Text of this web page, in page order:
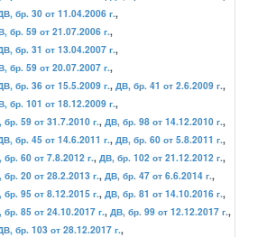
бр. 30 от 11.04.2006 г.,
бр. 59 от 21.07.2006 г.,
бр. 31 от 13.04.2007 г.,
бр. 59 от 20.07.2007 г.,
бр. 36 от 15.5.2009 г., ДВ, бр. 41 от 2.6.2009 г.,
бр. 101 от 18.12.2009 г.,
бр. 59 от 31.7.2010 г., ДВ, бр. 98 от 14.12.2010 г.,
бр. 45 от 14.6.2011 г., ДВ, бр. 60 от 5.8.2011 г.,
бр. 60 от 7.8.2012 г., ДВ, бр. 102 от 21.12.2012 г.,
бр. 20 от 28.2.2013 г., ДВ, бр. 47 от 6.6.2014 г.,
бр. 95 от 8.12.2015 г., ДВ, бр. 81 от 14.10.2016 г.,
бр. 85 от 24.10.2017 г., ДВ, бр. 99 от 12.12.2017 г.,
бр. 103 от 28.12.2017 г.,